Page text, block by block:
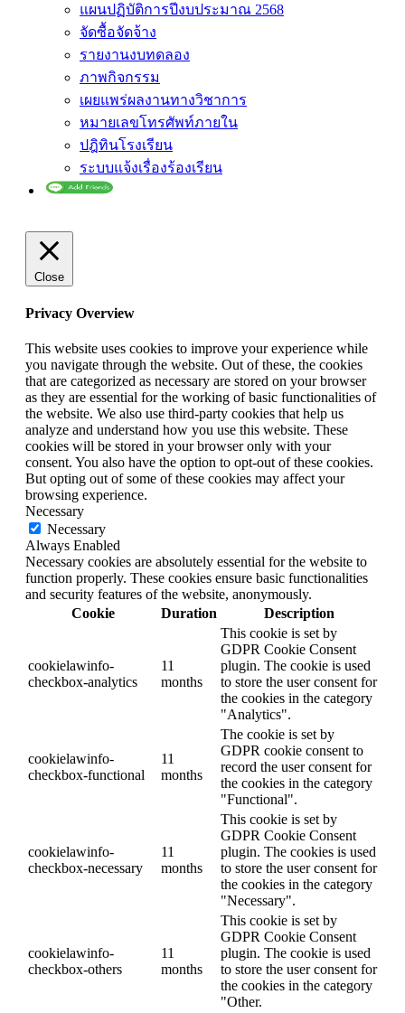
แผนปฏิบัติการปีงบประมาณ 2568
จัดซื้อจัดจ้าง
รายงานงบทดลอง
ภาพกิจกรรม
เผยแพร่ผลงานทางวิชาการ
หมายเลขโทรศัพท์ภายใน
ปฎิทินโรงเรียน
ระบบแจ้งเรื่องร้องเรียน
Close
Privacy Overview
This website uses cookies to improve your experience while
you navigate through the website. Out of these, the cookies
that are categorized as necessary are stored on your browser
as they are essential for the working of basic functionalities of
the website. We also use third-party cookies that help us
analyze and understand how you use this website. These
cookies will be stored in your browser only with your
consent. You also have the option to opt-out of these cookies.
But opting out of some of these cookies may affect your
browsing experience.
Necessary
Necessary
Always Enabled
Necessary cookies are absolutely essential for the website to
function properly. These cookies ensure basic functionalities
and security features of the website, anonymously.
Cookie
Duration Description
cookielawinfo-
checkbox-analytics
11
months
This cookie is set by
GDPR Cookie Consent
plugin. The cookie is used
to store the user consent for
the cookies in the category
"Analytics".
cookielawinfo-
checkbox-functional
11
months
The cookie is set by
GDPR cookie consent to
record the user consent for
the cookies in the category
"Functional".
cookielawinfo-
checkbox-necessary
11
months
This cookie is set by
GDPR Cookie Consent
plugin. The cookies is used
to store the user consent for
the cookies in the category
"Necessary".
cookielawinfo-
checkbox-others
11
months
This cookie is set by
GDPR Cookie Consent
plugin. The cookie is used
to store the user consent for
the cookies in the category
"Other.